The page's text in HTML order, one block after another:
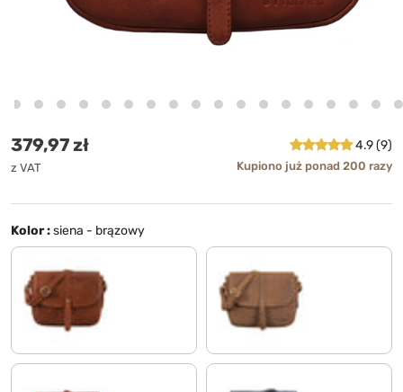
Cena standardowa
379,97 zł
z VAT
4.9 (9)
Kupiono już ponad 200 razy
Kolor :siena - brązowy
maraska - brązowy tan - ciemnobrązowy